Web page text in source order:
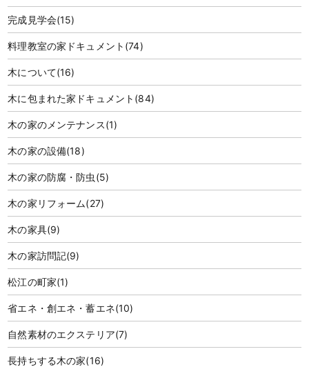
完成見学会(15)
料理教室の家ドキュメント (74)
木について(16)
木に包まれた家ドキュメント (84)
木の家のメンテナンス(1)
木の家の設備(18)
木の家の防腐・防虫 (5)
木の家リフォーム(27)
木の家具(9)
木の家訪問記(9)
松江の町家(1)
省エネ・創エネ・蓄エネ(10)
自然素材のエクステリア(7)
長持ちする木の家(16)